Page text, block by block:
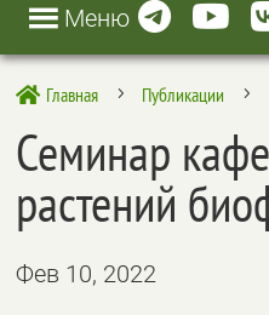
Меню
 Главная 5 Публикации 5
Семинар
растений
Фев 10, 2022